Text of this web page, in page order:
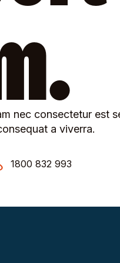
nec consectetur est
a viverra.
1800 832 993